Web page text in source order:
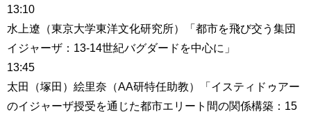
試
情
報
附
を
般・
地
の
方
教
13:10
水上遼（東京大学東洋文化研究所）「都市を飛び交う集団
イジャーザ：13-14世紀バグダードを中心に」
13:45
太田（塚田）絵里奈（AA研特任助教）「イスティドゥアー
のイジャーザ授受を通じた都市エリート間の関係構築：15